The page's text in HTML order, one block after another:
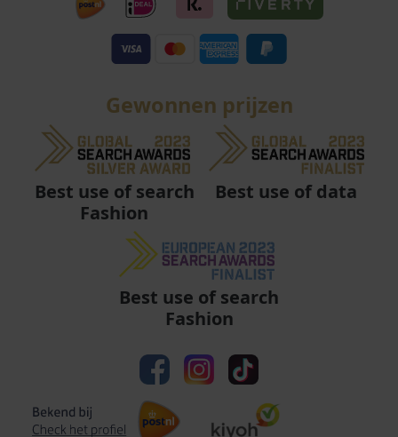
Gewonnen prijzen
Best use of search
Fashion
Best use of data
Best use of search
Fashion